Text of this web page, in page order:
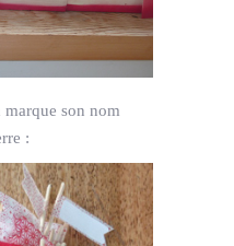
son nom
: